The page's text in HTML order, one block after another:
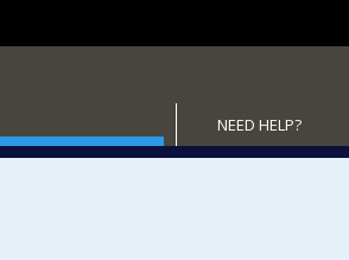
NEED HELP?
Sitemap